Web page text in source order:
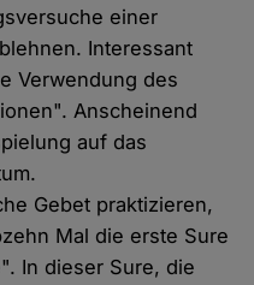
einer
Interessant
Verwendung des
Anscheinend
auf das
Gebet praktizieren,
Mal die erste Sure
In dieser Sure, die